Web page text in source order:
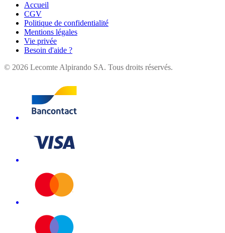
Accueil
CGV
Politique de confidentialité
Mentions légales
Vie privée
Besoin d'aide ?
© 2026 Lecomte Alpirando SA. Tous droits réservés.